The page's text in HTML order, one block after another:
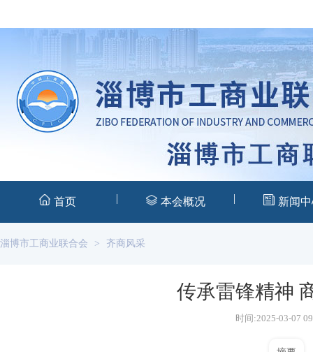
首页 | 本会概况 | 新闻
淄博市工商业联合会 > 齐商风采
传承雷锋精神
时间:2025-03-07